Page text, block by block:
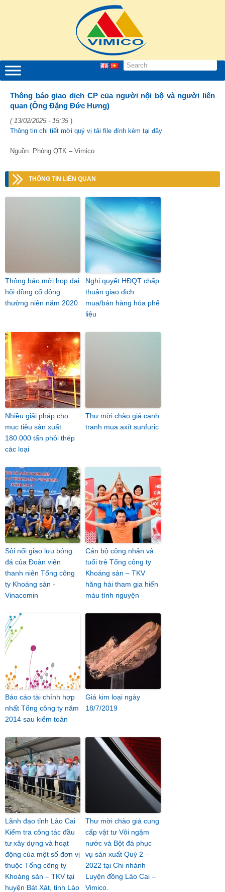
Thông báo giao dịch CP của người nội bộ và người liên
quan (Ông Đặng Đức Hưng)
( 13/02/2025 - 15:35)
Thông tin chi tiết mời quý vị tải file đính kèm tại đây
Nguồn: Phòng QTK – Vimico
THÔNG TIN LIÊN QUAN
Thông báo mời họp đại
hội đồng cổ đông
thường niên năm 2020
Nghị quyết HĐQT chấp
thuận giao dịch
mua/bán hàng hóa phế
liệu
Nhiều giải pháp cho
mục tiêu sản xuất
180.000 tấn phôi thép
các loại
Thư mời chào giá cạnh
tranh mua axít sunfuric
Sôi nổi giao lưu bóng
đá của Đoàn viên
thanh niên Tổng công
ty Khoáng sản -
Vinacomin
Cán bộ công nhân và
tuổi trẻ Tổng công ty
Khoáng sản – TKV
hăng hái tham gia hiến
máu tình nguyện
Báo cáo tài chính hợp
nhất Tổng công ty năm
2014 sau kiểm toán
Giá kim loại ngày
18/7/2019
Lãnh đạo tỉnh Lào Cai
Kiểm tra công tác đầu
tư xây dựng và hoạt
động của một số đơn vị
thuộc Tổng công ty
Khoáng sản – TKV tại
huyện Bát Xát, tỉnh Lào
Thư mời chào giá cung
cấp vật tư Vôi ngậm
nước và Bột đá phục
vụ sản xuất Quý 2 –
2022 tại Chi nhánh
Luyện đồng Lào Cai –
Vimico.